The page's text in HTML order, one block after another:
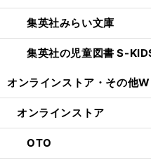
集英社みらい文庫
集英社の児童図書 S-
オンラインストア・ その他
オンラインストア
OTO